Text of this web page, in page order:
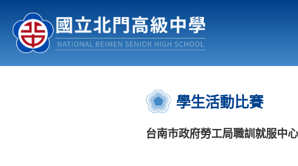
認識北中 行事曆
:::
學生活動比賽
台南市政府勞工局職訓就服中